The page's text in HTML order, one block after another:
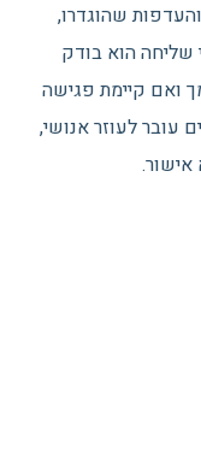
שהוגדרו,
שליחה הוא בודק
ואם קיימת פגישה
עובר לעוזר אנושי,